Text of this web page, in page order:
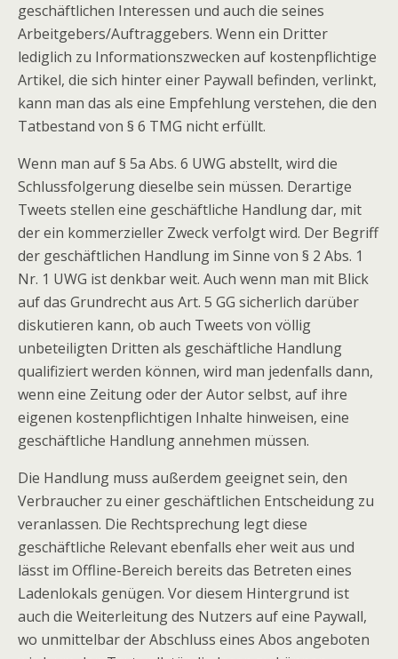
geschäftlichen Interessen und auch die seines
Arbeitgebers/Auftraggebers. Wenn ein Dritter
lediglich zu Informationszwecken auf kostenpflichtige
Artikel, die sich hinter einer Paywall befinden, verlinkt,
kann man das als eine Empfehlung verstehen, die den
Tatbestand von § 6 TMG nicht erfüllt.
Wenn man auf § 5a Abs. 6 UWG abstellt, wird die
Schlussfolgerung dieselbe sein müssen. Derartige
Tweets stellen eine geschäftliche Handlung dar, mit
der ein kommerzieller Zweck verfolgt wird. Der Begriff
der geschäftlichen Handlung im Sinne von § 2 Abs. 1
Nr. 1 UWG ist denkbar weit. Auch wenn man mit Blick
auf das Grundrecht aus Art. 5 GG sicherlich darüber
diskutieren kann, ob auch Tweets von völlig
unbeteiligten Dritten als geschäftliche Handlung
qualifiziert werden können, wird man jedenfalls dann,
wenn eine Zeitung oder der Autor selbst, auf ihre
eigenen kostenpflichtigen Inhalte hinweisen, eine
geschäftliche Handlung annehmen müssen.
Die Handlung muss außerdem geeignet sein, den
Verbraucher zu einer geschäftlichen Entscheidung zu
veranlassen. Die Rechtsprechung legt diese
geschäftliche Relevant ebenfalls eher weit aus und
lässt im Offline-Bereich bereits das Betreten eines
Ladenlokals genügen. Vor diesem Hintergrund ist
auch die Weiterleitung des Nutzers auf eine Paywall,
wo unmittelbar der Abschluss eines Abos angeboten